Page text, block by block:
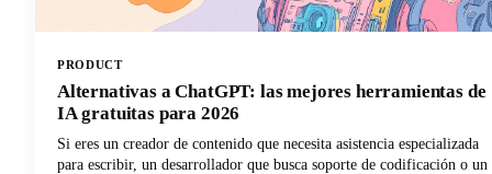
PRODUCT
Alternativas a ChatGPT: las mejores herramientas de
IA gratuitas para 2026
Si eres un creador de contenido que necesita asistencia especializada
para escribir, un desarrollador que busca soporte de codificación o un